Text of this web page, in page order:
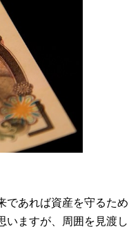
であれば資産を守るため
いますが、周囲を見渡し